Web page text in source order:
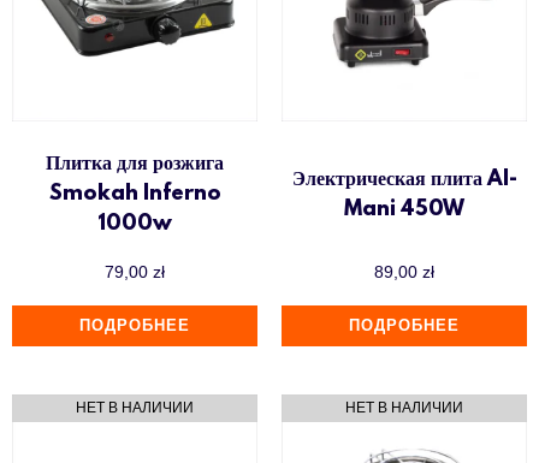
Плитка для розжига
Smokah Inferno
1000w
79,00 zł
ПОДРОБНЕЕ
Электрическая плита Al-
Mani 450W
89,00 zł
ПОДРОБНЕЕ